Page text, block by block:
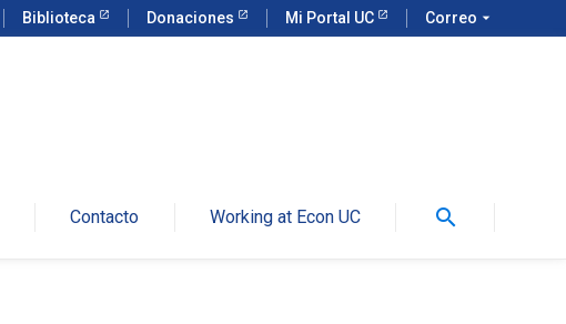
Biblioteca Donaciones Mi Portal UC Correo arrow_drop_down
Contacto Working at Econ UC search